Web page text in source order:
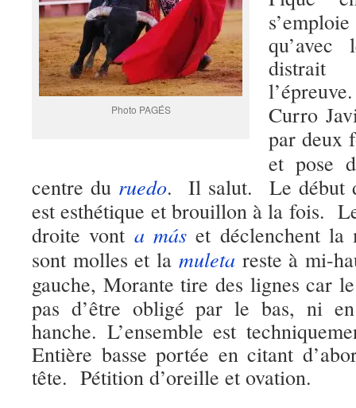
Photo PAGÉS
distrait
Curro
par deux
et pose d
centre du ruedo. Il salut. Le début
est esthétique et brouillon à la fois.
droite vont a más et déclenchent la
sont molles et la muleta reste à mi-
gauche, Morante tire des lignes car
pas d’être obligé par le bas, ni
hanche. L’ensemble est
Entière basse portée en citant
tête. Pétition d’oreille et ovation.